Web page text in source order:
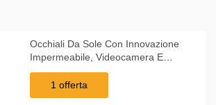
Occhiali Da Sole Con Innovazione
Impermeabile, Videocamera E
Memoria Integrate
1 offerta